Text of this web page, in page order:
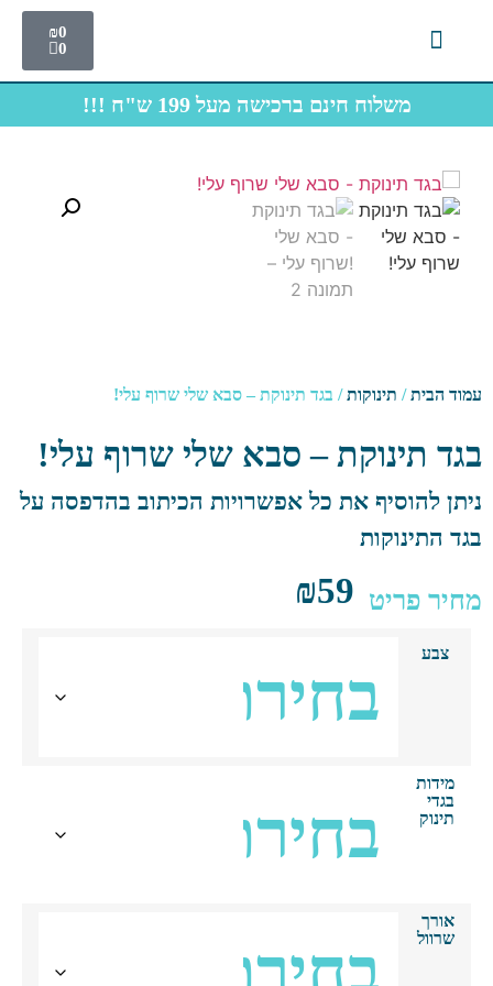
משלוח חינם ברכישה מעל 199 ש"ח !!!
הבית/תינוקות/ בגד תינוקת – סבא שלי שרוף עלי!
תינוקת – סבא שלי שרוף עלי!
להוסיף את כל אפשרויות הכיתוב בהדפסה על
התינוקות
פריט ₪59
מידות
תינוק
אורך
שרוול